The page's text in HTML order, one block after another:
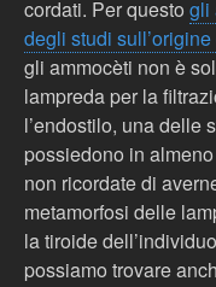
cordati. Per questo gli
degli studi
gli ammocèti non è
lampreda per la
l’endostilo, una delle
possiedono in
non ricordate di
metamorfosi delle
la tiroide
possiamo trovare